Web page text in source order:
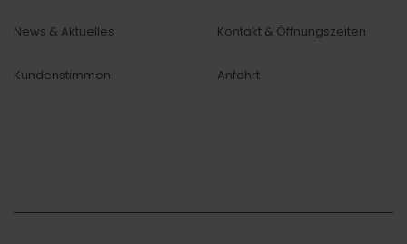
News & Aktuelles
Kundenstimmen
Kontakt & Öffnungszeiten
Anfahrt